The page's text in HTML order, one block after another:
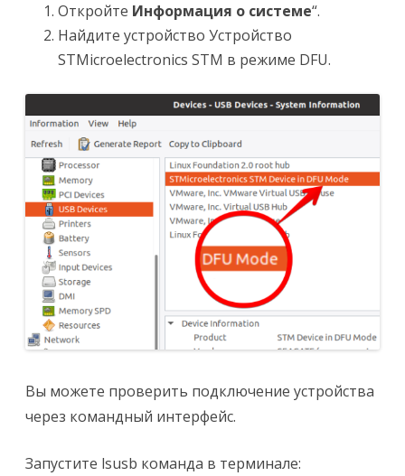
Откройте Информация о системе“.
Найдите устройство Устройство
STMicroelectronics STM в режиме DFU.
Вы можете проверить подключение устройства
через командный интерфейс.
Запустите lsusb команда в терминале: